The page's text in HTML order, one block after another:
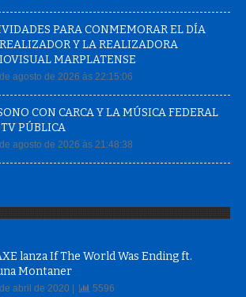
PARA CONMEMORAR EL DÍA
Y LA REALIZADORA
MARPLATENSE
agosto de 2026 às 22:15:06
CON CARCA Y LA MÚSICA FEDERAL
PÚBLICA
agosto de 2026 às 21:48:38
lanza If The World Was Ending ft.
Montaner
abril de 2020 | 5596